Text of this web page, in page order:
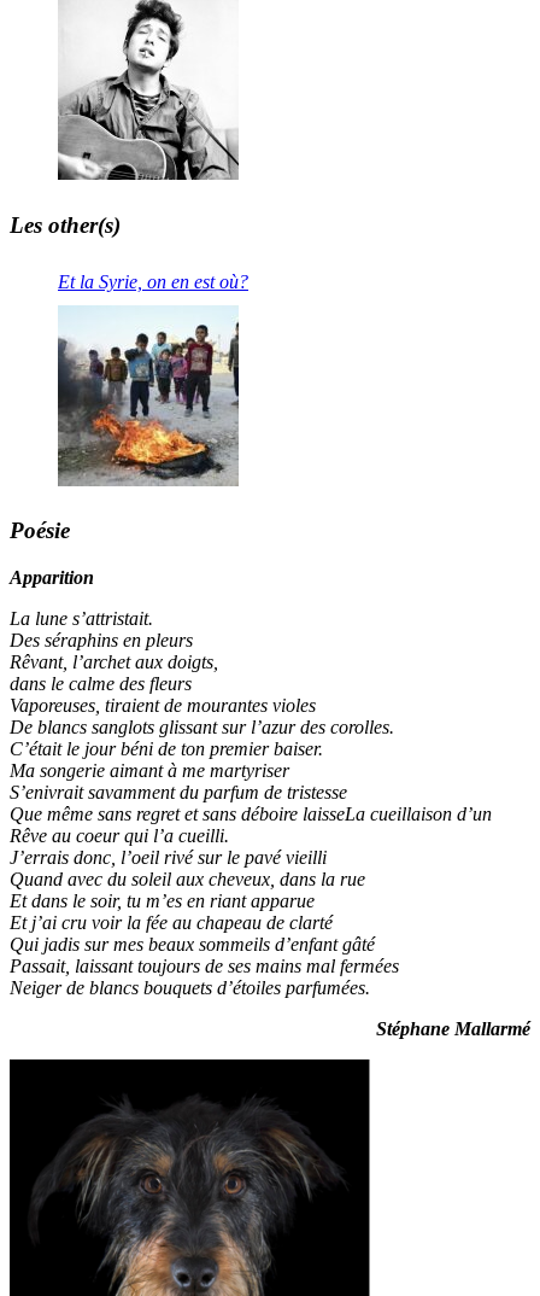
Les other(s)
Et la Syrie, on en est où?
Poésie
Apparition
La lune s’attristait.
Des séraphins en pleurs
Rêvant, l’archet aux doigts,
dans le calme des fleurs
Vaporeuses, tiraient de mourantes violes
De blancs sanglots glissant sur l’azur des corolles.
C’était le jour béni de ton premier baiser.
Ma songerie aimant à me martyriser
S’enivrait savamment du parfum de tristesse
Que même sans regret et sans déboire laisseLa cueillaison d’un
Rêve au coeur qui l’a cueilli.
J’errais donc, l’oeil rivé sur le pavé vieilli
Quand avec du soleil aux cheveux, dans la rue
Et dans le soir, tu m’es en riant apparue
Et j’ai cru voir la fée au chapeau de clarté
Qui jadis sur mes beaux sommeils d’enfant gâté
Passait, laissant toujours de ses mains mal fermées
Neiger de blancs bouquets d’étoiles parfumées.
Stéphane Mallarmé